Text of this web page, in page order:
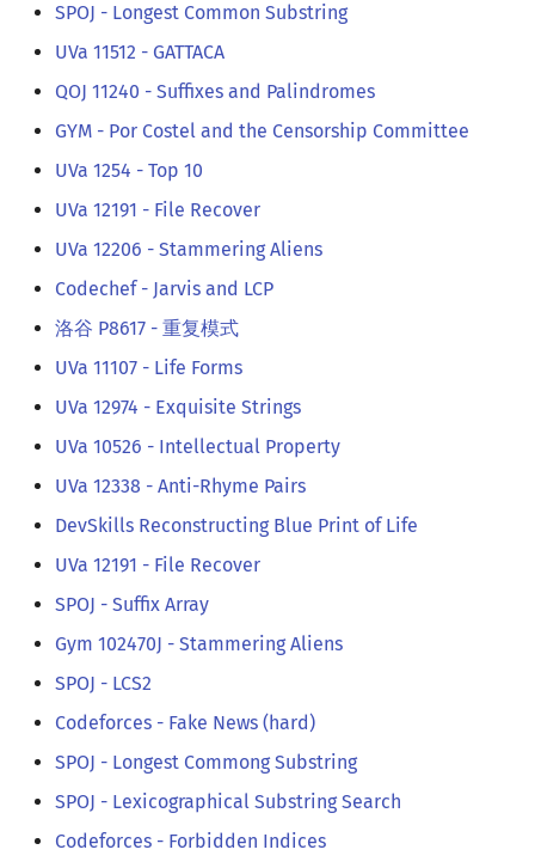
SPOJ - Longest Common Substring
UVa 11512 - GATTACA
QOJ 11240 - Suffixes and Palindromes
GYM - Por Costel and the Censorship Committee
UVa 1254 - Top 10
UVa 12191 - File Recover
UVa 12206 - Stammering Aliens
Codechef - Jarvis and LCP
洛谷 P8617 - 重复模式
UVa 11107 - Life Forms
UVa 12974 - Exquisite Strings
UVa 10526 - Intellectual Property
UVa 12338 - Anti-Rhyme Pairs
DevSkills Reconstructing Blue Print of Life
UVa 12191 - File Recover
SPOJ - Suffix Array
Gym 102470J - Stammering Aliens
SPOJ - LCS2
Codeforces - Fake News (hard)
SPOJ - Longest Commong Substring
SPOJ - Lexicographical Substring Search
Codeforces - Forbidden Indices